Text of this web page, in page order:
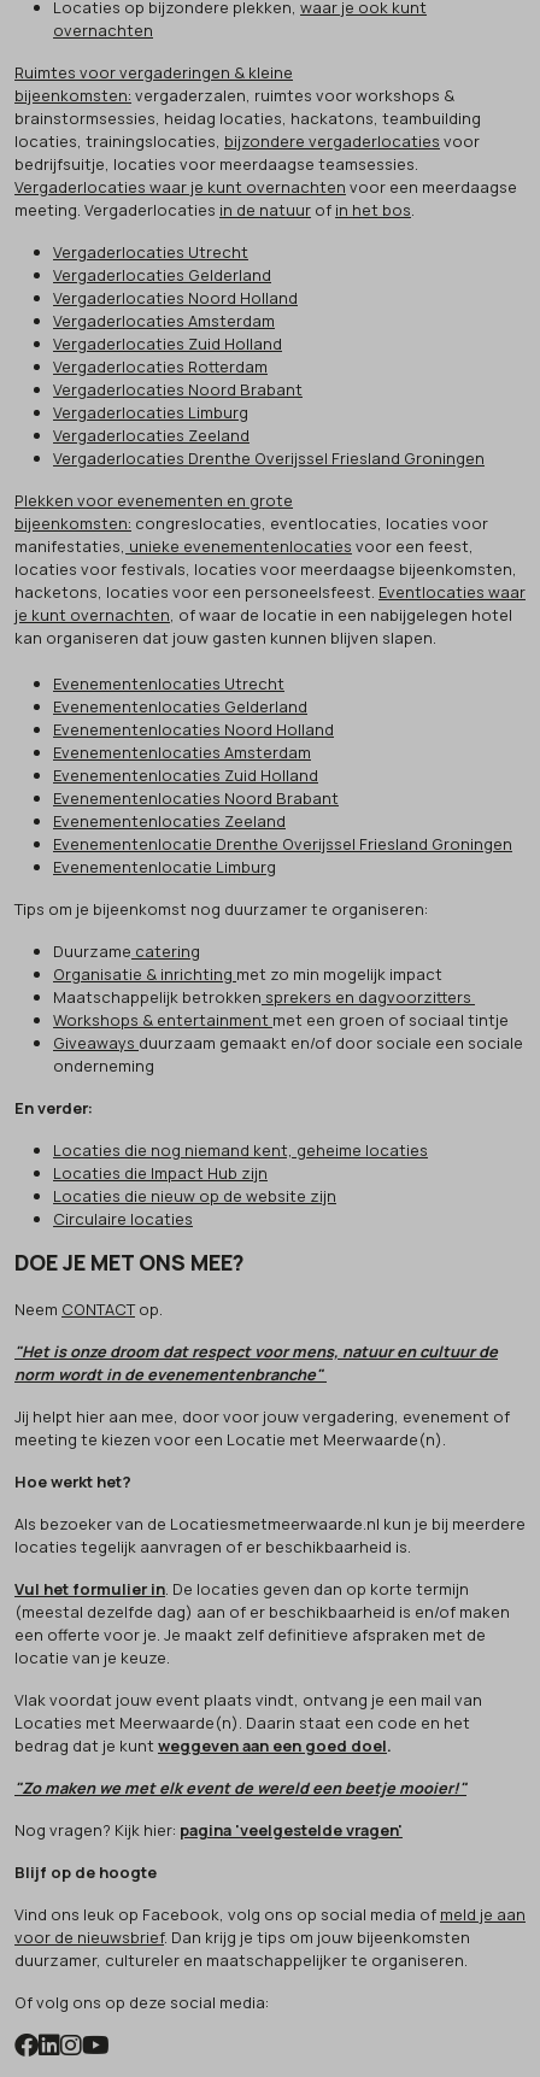
Locaties op bijzondere plekken, waar je ook kunt
overnachten
Ruimtes voor vergaderingen & kleine
bijeenkomsten: vergaderzalen, ruimtes voor workshops &
brainstormsessies, heidag locaties, hackatons, teambuilding
locaties, trainingslocaties, bijzondere vergaderlocaties voor
bedrijfsuitje, locaties voor meerdaagse teamsessies.
Vergaderlocaties waar je kunt overnachten voor een meerdaagse
meeting. Vergaderlocaties in de natuur of in het bos.
Vergaderlocaties Utrecht
Vergaderlocaties Gelderland
Vergaderlocaties Noord Holland
Vergaderlocaties Amsterdam
Vergaderlocaties Zuid Holland
Vergaderlocaties Rotterdam
Vergaderlocaties Noord Brabant
Vergaderlocaties Limburg
Vergaderlocaties Zeeland
Vergaderlocaties Drenthe Overijssel Friesland Groningen
Plekken voor evenementen en grote
bijeenkomsten: congreslocaties, eventlocaties, locaties voor
manifestaties, unieke evenementenlocaties voor een feest,
locaties voor festivals, locaties voor meerdaagse bijeenkomsten,
hacketons, locaties voor een personeelsfeest. Eventlocaties waar
je kunt overnachten, of waar de locatie in een nabijgelegen hotel
kan organiseren dat jouw gasten kunnen blijven slapen.
Evenementenlocaties Utrecht
Evenementenlocaties Gelderland
Evenementenlocaties Noord Holland
Evenementenlocaties Amsterdam
Evenementenlocaties Zuid Holland
Evenementenlocaties Noord Brabant
Evenementenlocaties Zeeland
Evenementenlocatie Drenthe Overijssel Friesland Groningen
Evenementenlocatie Limburg
Tips om je bijeenkomst nog duurzamer te organiseren:
Duurzame catering
Organisatie & inrichting met zo min mogelijk impact
Maatschappelijk betrokken sprekers en dagvoorzitters
Workshops & entertainment met een groen of sociaal tintje
Giveaways duurzaam gemaakt en/of door sociale een sociale
onderneming
En verder:
Locaties die nog niemand kent, geheime locaties
Locaties die Impact Hub zijn
Locaties die nieuw op de website zijn
Circulaire locaties
DOE JE MET ONS MEE?
Neem CONTACTop.
"Het is onze droom dat respect voor mens, natuur en cultuur de
norm wordt in de evenementenbranche"
Jij helpt hier aan mee, door voor jouw vergadering, evenement of
meeting te kiezen voor een Locatie met Meerwaarde(n).
Hoe werkt het?
Als bezoeker van de Locatiesmetmeerwaarde.nl kun je bij meerdere
locaties tegelijk aanvragen of er beschikbaarheid is.
Vul het formulier in. De locaties geven dan op korte termijn
(meestal dezelfde dag) aan of er beschikbaarheid is en/of maken
een offerte voor je. Je maakt zelf definitieve afspraken met de
locatie van je keuze.
Vlak voordat jouw event plaats vindt, ontvang je een mail van
Locaties met Meerwaarde(n). Daarin staat een code en het
bedrag dat je kunt weggeven aan een goed doel.
"Zo maken we met elk event de wereld een beetje mooier!"
Nog vragen? Kijk hier: pagina 'veelgestelde vragen'
Blijf op de hoogte
Vind ons leuk op Facebook, volg ons op social media of meld je aan
voor de nieuwsbrief. Dan krijg je tips om jouw bijeenkomsten
duurzamer, cultureler en maatschappelijker te organiseren.
Of volg ons op deze social media: